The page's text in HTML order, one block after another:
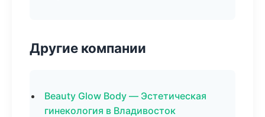
Другие компании
Beauty Glow Body — Эстетическая
гинекология в Владивосток